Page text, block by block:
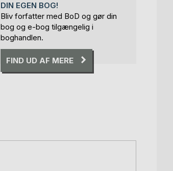
DIN EGEN BOG!
Bliv forfatter med BoD og gør din
bog og e-bog tilgængelig i
boghandlen.
FIND UD AF MERE